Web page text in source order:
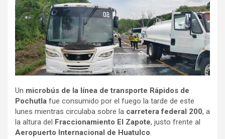
Un microbús de la línea de transporte Rápidos de
Pochutla fue consumido por el fuego la tarde de este
lunes mientras circulaba sobre la carretera federal 200, a
la altura del Fraccionamiento El Zapote, justo frente al
Aeropuerto Internacional de Huatulco.